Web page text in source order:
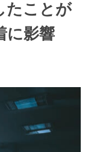
たことが
に影響